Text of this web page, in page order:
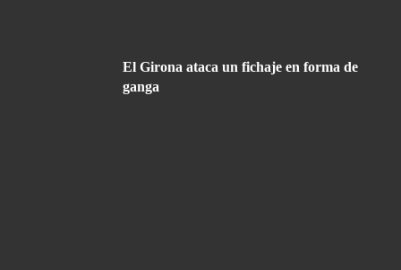
El Girona ataca un fichaje en forma de
ganga